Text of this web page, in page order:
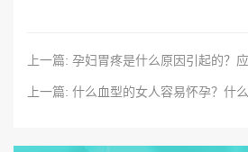
上一篇: 孕妇胃疼是什么原因引起的？
上一篇: 什么血型的女人容易怀孕？什